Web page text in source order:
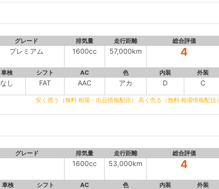
グレード 排気量 走行距離 総合評価
プレミアム 1600cc 57,000km 4
車検 シフト AC 色 内装 外装
なし FAT AAC アカ D C
安く買う（無料 相場・出品情報配信） 高く売る（無料 相場情報配信）
グレード 排気量 走行距離 総合評価
1600cc 53,000km 4
車検 シフト AC 色 内装 外装